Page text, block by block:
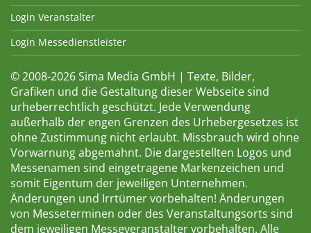
Login Veranstalter
Login Messedienstleister
© 2008-2026 Sima Media GmbH | Texte, Bilder,
Grafiken und die Gestaltung dieser Webseite sind
urheberrechtlich geschützt. Jede Verwendung
außerhalb der engen Grenzen des Urhebergesetzes ist
ohne Zustimmung nicht erlaubt. Missbrauch wird ohne
Vorwarnung abgemahnt. Die dargestellten Logos und
Messenamen sind eingetragene Markenzeichen und
somit Eigentum der jeweiligen Unternehmen.
Änderungen und Irrtümer vorbehalten! Änderungen
von Messeterminen oder des Veranstaltungsorts sind
dem jeweiligen Messeveranstalter vorbehalten. Alle